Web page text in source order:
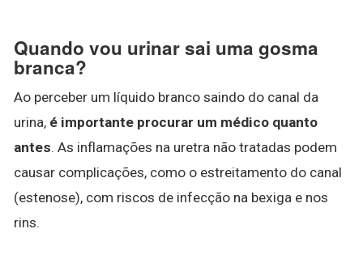
Quando vou urinar sai uma gosma
branca?
Ao perceber um líquido branco saindo do canal da
urina, é importante procurar um médico quanto
antes. As inflamações na uretra não tratadas podem
causar complicações, como o estreitamento do canal
(estenose), com riscos de infecção na bexiga e nos
rins.